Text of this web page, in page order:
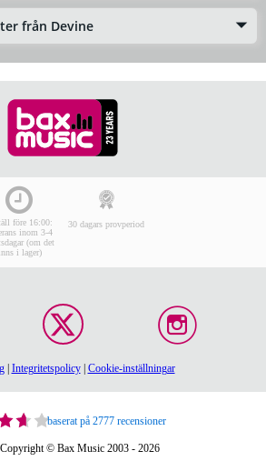
från Devine
före 16:00:
inom 3-4
(om det
i lager)
30 dagars provperiod
| Integritetspolicy| Cookie-inställningar
baserat på 2777 recensioner
© Bax Music 2003 - 2026